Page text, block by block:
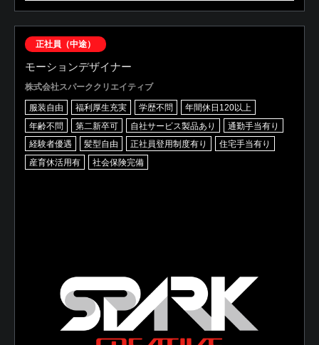
正社員（中途）
モーションデザイナー
株式会社スパーククリエイティブ
服装自由 福利厚生充実 学歴不問
年間休日120以上
年齢不問
第二新卒可 自社サービス製品あり
通勤手当有り
経験者優遇
髪型自由 正社員登用制度有り
住宅手当有り
産育休活用有
社会保険完備